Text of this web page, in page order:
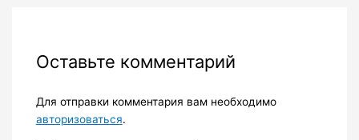
Оставьте комментарий
Для отправки комментария вам необходимо
авторизоваться.